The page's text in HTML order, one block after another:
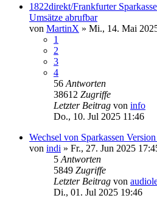
1822direkt/Frankfurter
Umsätze abrufbar
von MartinX » Mi., 14. Mai
1
2
3
4
56 Antworten
38612 Zugriffe
Letzter Beitrag von info
Do., 10. Jul 2025 11:46
Wechsel von Sparkassen
von indi » Fr., 27. Jun 2025
5 Antworten
5849 Zugriffe
Letzter Beitrag von
Di., 01. Jul 2025 19:46